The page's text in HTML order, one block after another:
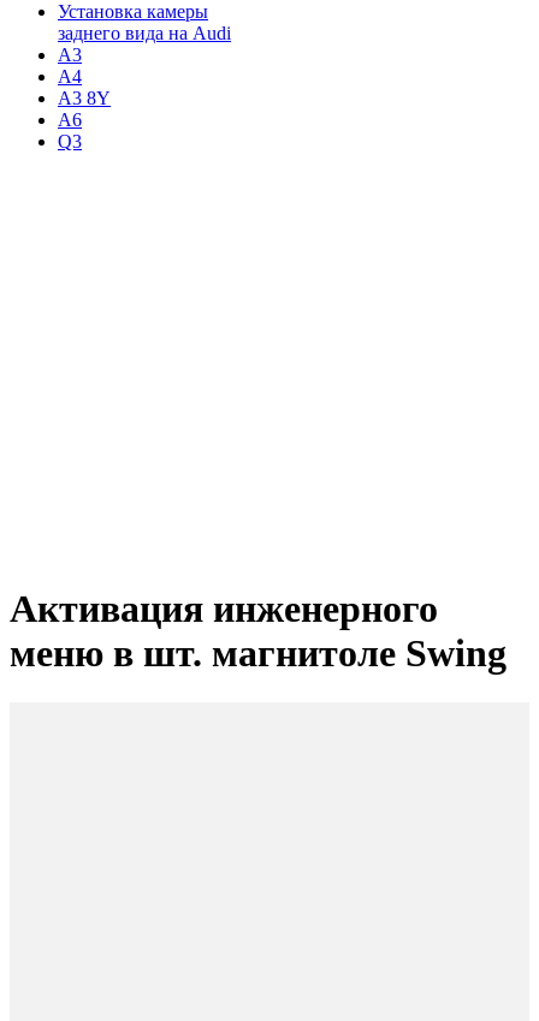
Установка камеры
заднего вида на Audi
А3
А4
А3 8Y
А6
Q3
Активация инженерного
меню в шт. магнитоле Swing